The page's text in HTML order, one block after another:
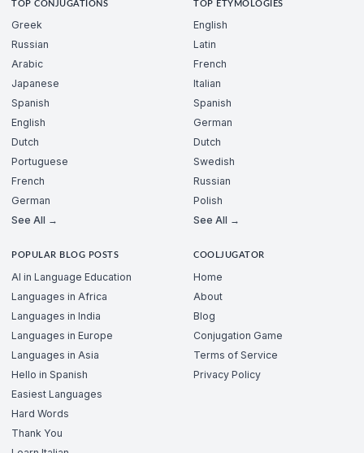
TOP CONJUGATIONS
Greek
Russian
Arabic
Japanese
Spanish
English
Dutch
Portuguese
French
German
See All →
TOP ETYMOLOGIES
English
Latin
French
Italian
Spanish
German
Dutch
Swedish
Russian
Polish
See All →
POPULAR BLOG POSTS
AI in Language Education
Languages in Africa
Languages in India
Languages in Europe
Languages in Asia
Hello in Spanish
Easiest Languages
Hard Words
Thank You
COOLJUGATOR
Home
About
Blog
Conjugation Game
Terms of Service
Privacy Policy